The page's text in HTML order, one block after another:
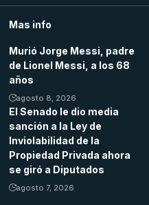
Mas info
Murió Jorge Messi, padre
de Lionel Messi, a los 68
años
agosto 8, 2026
El Senado le dio media
sanción a la Ley de
Inviolabilidad de la
Propiedad Privada ahora
se giró a Diputados
agosto 7, 2026